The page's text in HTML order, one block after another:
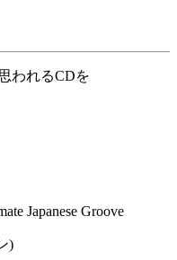
われるCDを
Japanese Groove
)